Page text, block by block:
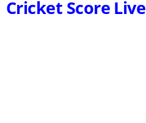
Cricket Score Live